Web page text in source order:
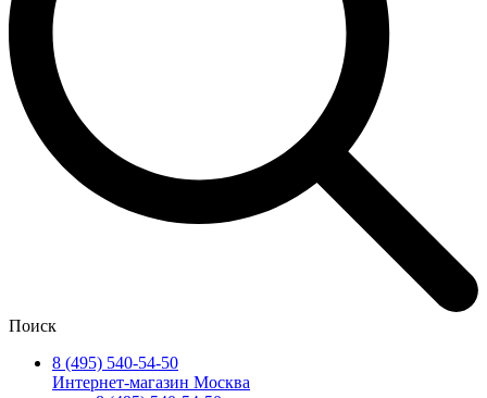
Поиск
8 (495) 540-54-50
Интернет-магазин Москва